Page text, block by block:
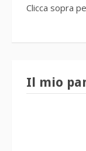
Clicca sopra
Il mio